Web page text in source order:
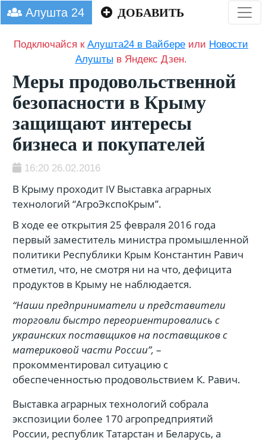
Алушта 24 ДОБАВИТЬ
Подключайся кАлушта24 в Вайбере или Новости
Алушты в Яндекс Дзен.
Меры продовольственной
безопасности в Крыму
защищают интересы
бизнеса и покупателей
16:20 26.02.2016
В Крыму проходит IV Выставка аграрных
технологий “АгроЭкспоКрым”.
В ходе ее открытия 25 февраля 2016 года
первый заместитель министра промышленной
политики Республики Крым Константин Равич
отметил, что, не смотря ни на что, дефицита
продуктов в Крыму не наблюдается.
“Наши предприниматели и представители
торговли быстро переориентировались с
украинских поставщиков на поставщиков с
материковой части России”, –
прокомментировал ситуацию с
обеспеченностью продовольствием К. Равич.
Выставка аграрных технологий собрала
экспозиции более 170 агропредприятий
России, республик Татарстан и Беларусь, а